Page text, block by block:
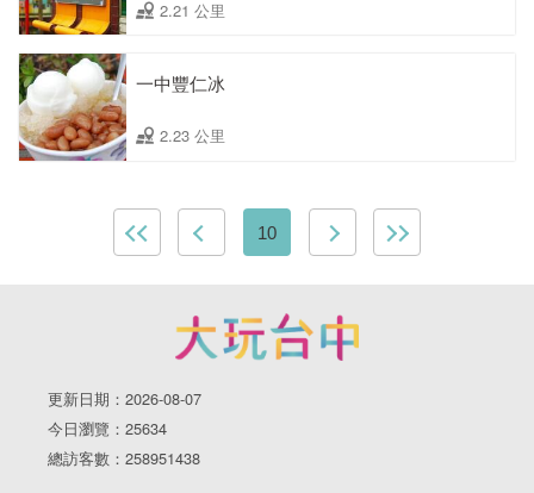
2.21 公里
一中豐仁冰
2.23 公里
10
更新日期：2026-08-07
今日瀏覽：25634
總訪客數：258951438